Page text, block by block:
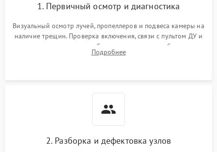
1. Первичный осмотр и диагностика
Визуальный осмотр лучей, пропеллеров и подвеса камеры на
наличие трещин. Проверка включения, связи с пультом ДУ и
передачи видеосигнала. Считывание логов ошибок через
полетное ПО для определения характера неисправности.
Подробнее
2. Разборка и дефектовка узлов